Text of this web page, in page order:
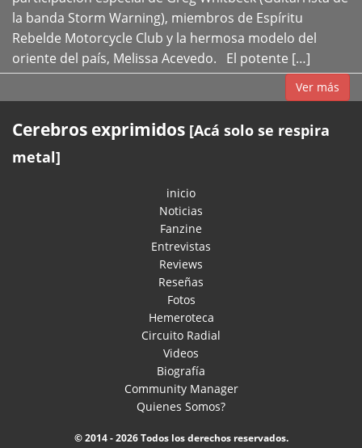
la banda Storm Warning), miembros de Espíritu
Rebelde Motorcycle Club y la hermosa modelo del
oriente del país, Melissa Acevedo. El potente […]
Ver más
Cerebros exprimidos [Acá solo se respira
metal]
inicio
Noticias
Fanzine
Entrevistas
Reviews
Reseñas
Fotos
Hemeroteca
Circuito Radial
Videos
Biografía
Community Manager
Quienes Somos?
© 2014 - 2026 Todos los derechos reservados.